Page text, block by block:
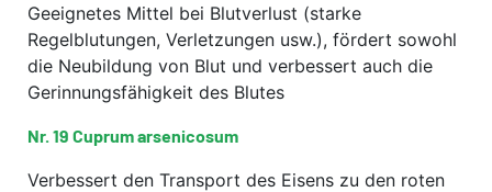
Geeignetes Mittel bei Blutverlust (starke
Regelblutungen, Verletzungen usw.), fördert sowohl
die Neubildung von Blut und verbessert auch die
Gerinnungsfähigkeit des Blutes
Nr. 19 Cuprum arsenicosum
Verbessert den Transport des Eisens zu den roten